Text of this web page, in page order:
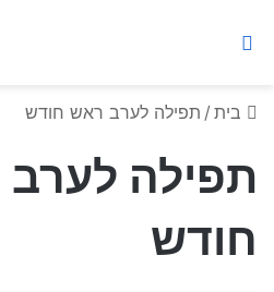
בית / תפילה לערב ראש חודש
תפילה
חודש